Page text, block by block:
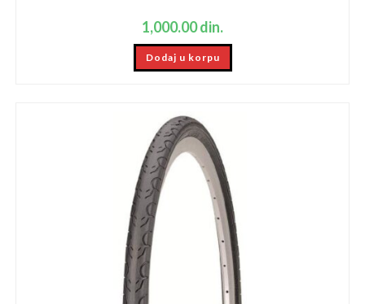
1,000.00din.
Dodaj u korpu